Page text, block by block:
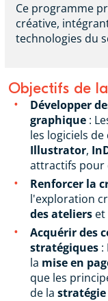
Ce programme
créative,
technologies du
Objectifs de
Développer
graphique :
les logiciels
Illustrator,
attractifs pour
Renforcer la
l'exploration
des ateliers et
Acquérir des
stratégiques :
la mise en
que les
de la